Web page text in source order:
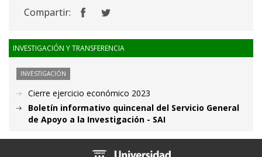
Compartir:
INVESTIGACIÓN Y TRANSFERENCIA
INVESTIGACIÓN
Cierre ejercicio económico 2023
Boletín informativo quincenal del Servicio General
de Apoyo a la Investigación - SAI